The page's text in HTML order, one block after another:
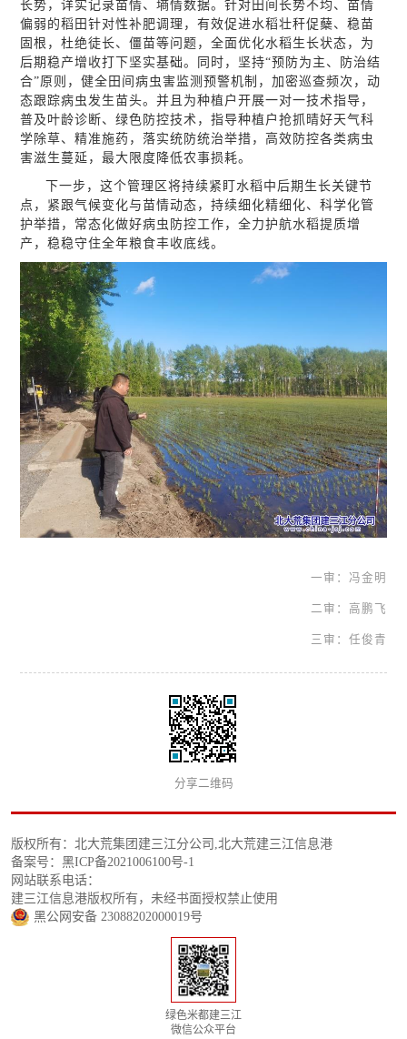
长势，详实记录苗情、墒情数据。针对田间长势不均、苗情
偏弱的稻田针对性补肥调理，有效促进水稻壮秆促蘖、稳苗
固根，杜绝徒长、僵苗等问题，全面优化水稻生长状态，为
后期稳产增收打下坚实基础。同时，坚持“预防为主、防治结
合”原则，健全田间病虫害监测预警机制，加密巡查频次，动
态跟踪病虫发生苗头。并且为种植户开展一对一技术指导，
普及叶龄诊断、绿色防控技术，指导种植户抢抓晴好天气科
学除草、精准施药，落实统防统治举措，高效防控各类病虫
害滋生蔓延，最大限度降低农事损耗。
下一步，这个管理区将持续紧盯水稻中后期生长关键节
点，紧跟气候变化与苗情动态，持续细化精细化、科学化管
护举措，常态化做好病虫防控工作，全力护航水稻提质增
产，稳稳守住全年粮食丰收底线。
一审：冯金明
二审：高鹏飞
三审：任俊青
分享二维码
版权所有：北大荒集团建三江分公司,北大荒建三江信息港
备案号：黑ICP备2021006100号-1
网站联系电话：
建三江信息港版权所有，未经书面授权禁止使用
黑公网安备 23088202000019号
绿色米都建三江
微信公众平台